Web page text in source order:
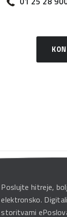
Poslujte hitreje,
elektronsko.
storitvami